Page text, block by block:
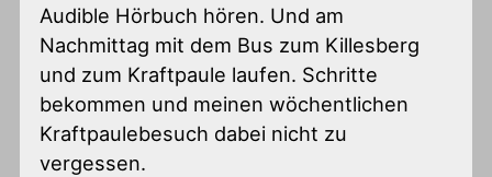
Audible Hörbuch hören. Und am
Nachmittag mit dem Bus zum Killesberg
und zum Kraftpaule laufen. Schritte
bekommen und meinen wöchentlichen
Kraftpaulebesuch dabei nicht zu
vergessen.